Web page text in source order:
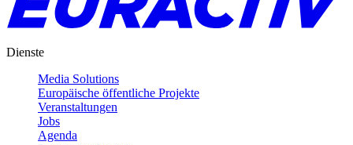
Dienste
Media Solutions
Europäische öffentliche Projekte
Veranstaltungen
Jobs
Agenda